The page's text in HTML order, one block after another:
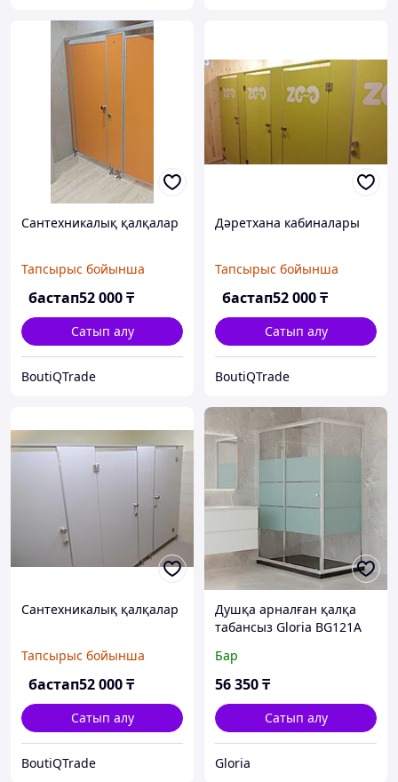
Сантехникалық қалқалар
Тапсырыс бойынша
бастап52 000₸
Сатып алу
BoutiQTrade
Дәретхана кабиналары
Тапсырыс бойынша
бастап52 000₸
Сатып алу
BoutiQTrade
Сантехникалық қалқалар
Тапсырыс бойынша
бастап52 000₸
Сатып алу
BoutiQTrade
Душқа арналған қалқа
табансыз Gloria BG121A
Бар
56 350₸
Сатып алу
Gloria